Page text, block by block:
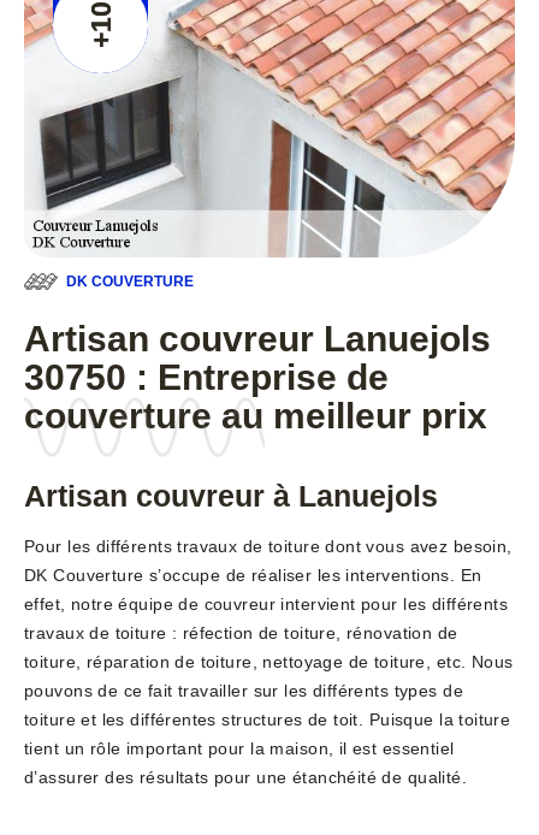
+10
DK COUVERTURE
Artisan couvreur Lanuejols
30750 : Entreprise de
couverture au meilleur prix
Artisan couvreur à Lanuejols
Pour les différents travaux de toiture dont vous avez besoin,
DK Couverture s’occupe de réaliser les interventions. En
effet, notre équipe de couvreur intervient pour les différents
travaux de toiture : réfection de toiture, rénovation de
toiture, réparation de toiture, nettoyage de toiture, etc. Nous
pouvons de ce fait travailler sur les différents types de
toiture et les différentes structures de toit. Puisque la toiture
tient un rôle important pour la maison, il est essentiel
d’assurer des résultats pour une étanchéité de qualité.